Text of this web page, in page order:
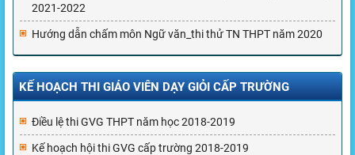
2021-2022
Hướng dẫn chấm môn Ngữ văn_thi thử TN THPT năm 2020
KẾ HOẠCH THI GIÁO VIÊN DẠY GIỎI CẤP TRƯỜNG
Điều lệ thi GVG THPT năm học 2018-2019
Kế hoạch hội thi GVG cấp trường 2018-2019